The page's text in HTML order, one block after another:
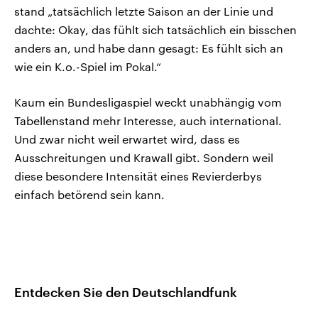
stand „tatsächlich letzte Saison an der Linie und
dachte: Okay, das fühlt sich tatsächlich ein bisschen
anders an, und habe dann gesagt: Es fühlt sich an
wie ein K.o.-Spiel im Pokal.“
Kaum ein Bundesligaspiel weckt unabhängig vom
Tabellenstand mehr Interesse, auch international.
Und zwar nicht weil erwartet wird, dass es
Ausschreitungen und Krawall gibt. Sondern weil
diese besondere Intensität eines Revierderbys
einfach betörend sein kann.
Entdecken Sie den Deutschlandfunk